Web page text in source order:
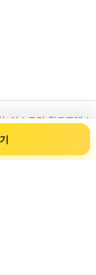
:
아스트라 워드프레스